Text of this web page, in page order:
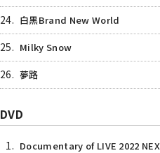
24. 白黒Brand New World
25. Milky Snow
26. 夢路
DVD
1. Documentary of LIVE 2022